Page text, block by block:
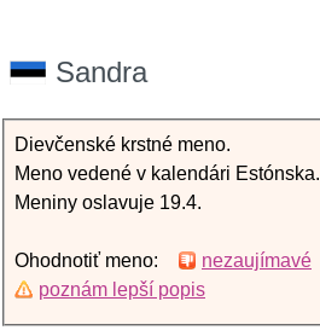
Sandra
Dievčenské krstné meno.
Meno vedené v kalendári Estónska.
Meniny oslavuje 19.4.
Ohodnotiť meno: nezaujímavé
poznám lepší popis